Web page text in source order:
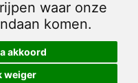
waar onze
komen.
akkoord
weiger